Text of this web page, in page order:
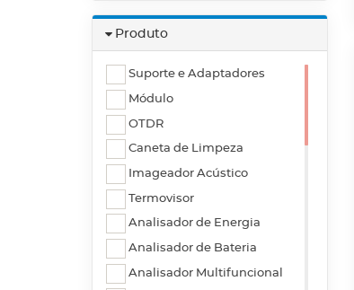
Produto
Suporte e Adaptadores
Módulo
OTDR
Caneta de Limpeza
Imageador Acústico
Termovisor
Analisador de Energia
Analisador de Bateria
Analisador Multifuncional